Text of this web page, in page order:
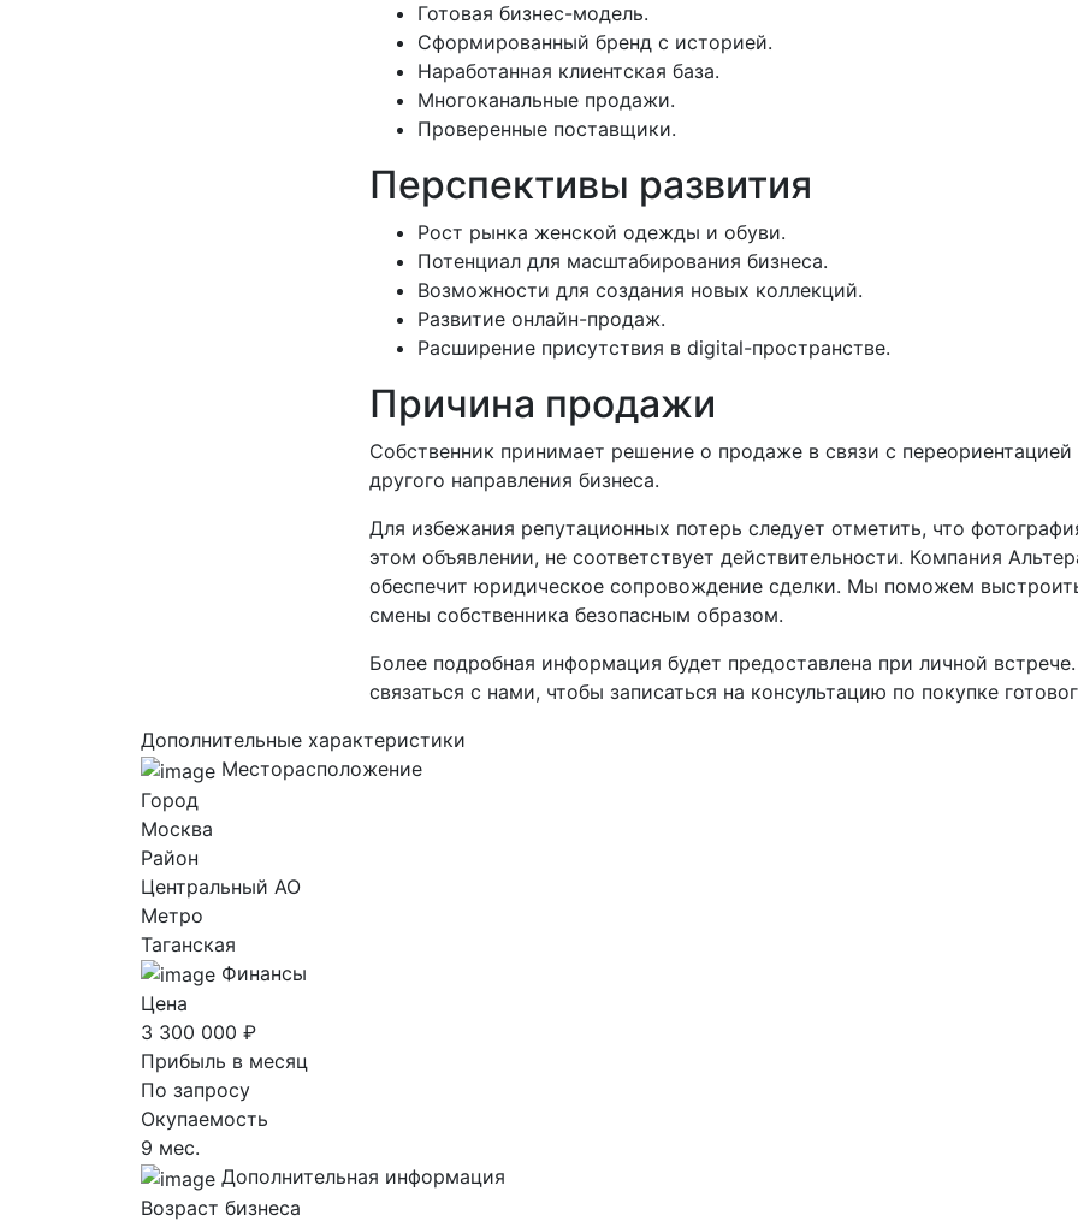
Готовая бизнес-модель.
Сформированный бренд с историей.
Наработанная клиентская база.
Многоканальные продажи.
Проверенные поставщики.
Перспективы развития
Рост рынка женской одежды и обуви.
Потенциал для масштабирования бизнеса.
Возможности для создания новых коллекций.
Развитие онлайн-продаж.
Расширение присутствия в digital-пространстве.
Причина продажи
Собственник принимает решение о продаже в связи с переориентацией
другого направления бизнеса.
Для избежания репутационных потерь следует отметить, что
этом объявлении, не соответствует действительности. Компания
обеспечит юридическое сопровождение сделки. Мы поможем
смены собственника безопасным образом.
Более подробная информация будет предоставлена при личной
связаться с нами, чтобы записаться на консультацию по покупке
Дополнительные характеристики
Месторасположение
Город
Москва
Район
Центральный AO
Метро
Таганская
Финансы
Цена
3 300 000 ₽
Прибыль в месяц
По запросу
Окупаемость
9 мес.
Дополнительная информация
Возраст бизнеса